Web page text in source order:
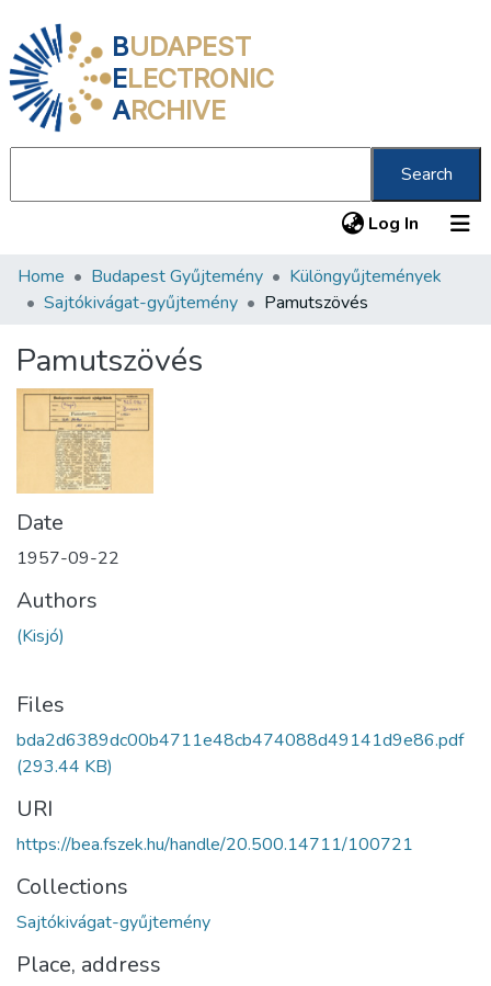
BUDAPEST
ELECTRONIC
ARCHIVE
Search
Log In (current)
Communities & Collections
Statistics
About us
Home Budapest Gyűjtemény
Különgyűjtemények
Sajtókivágat-gyűjtemény
Pamutszövés
Pamutszövés
Date
1957-09-22
Authors
(Kisjó)
Files
bda2d6389dc00b4711e48cb474088d49141d9e86.pdf
(293.44 KB)
URI
https://bea.fszek.hu/handle/20.500.14711/100721
Collections
Sajtókivágat-gyűjtemény
Place, address